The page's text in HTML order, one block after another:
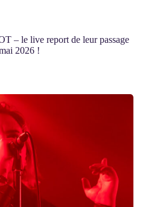
– le live report de leur passage
2026 !